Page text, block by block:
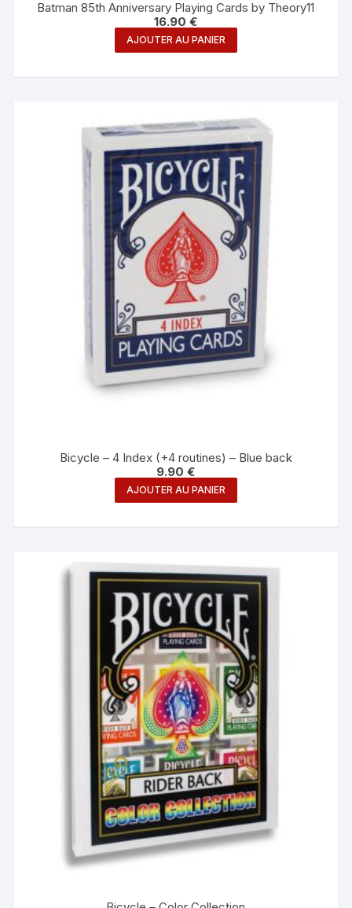
Batman 85th Anniversary Playing Cards by Theory11
16.90€
AJOUTER AU PANIER
Bicycle – 4 Index (+4 routines) – Blue back
9.90€
AJOUTER AU PANIER